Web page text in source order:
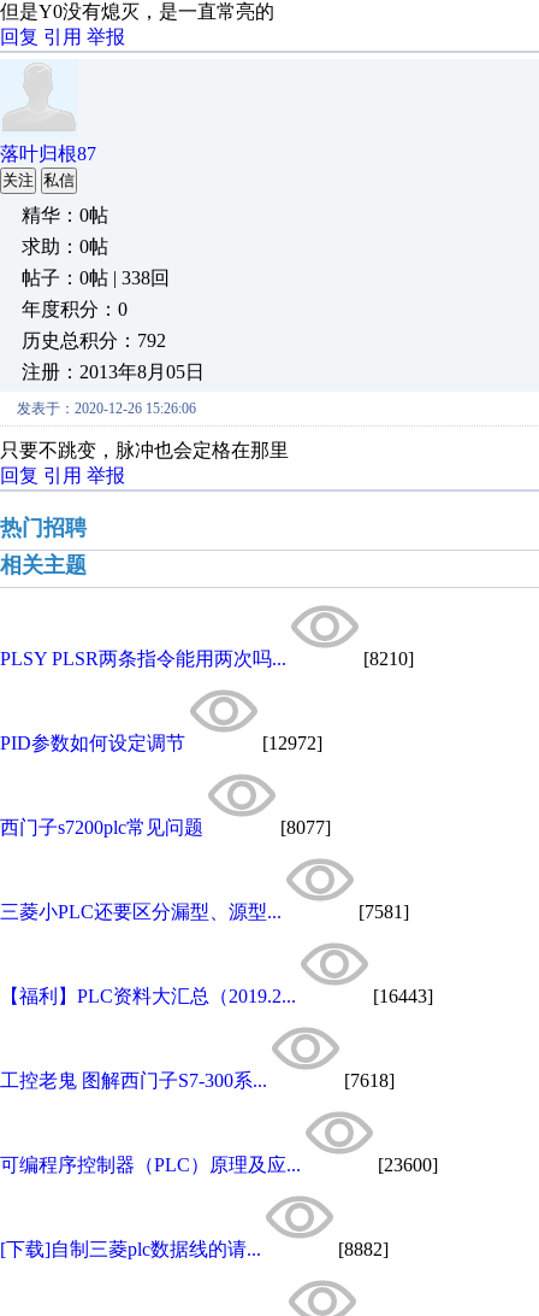
但是Y0没有熄灭，是一直常亮的
回复 引用 举报
落叶归根87
关注 私信
精华：0帖
求助：0帖
帖子：0帖 | 338回
年度积分：0
历史总积分：792
注册：2013年8月05日
发表于：2020-12-26 15:26:06
只要不跳变，脉冲也会定格在那里
回复 引用 举报
热门招聘
相关主题
PLSY PLSR两条指令能用两次吗... [8210]
PID参数如何设定调节 [12972]
西门子s7200plc常见问题 [8077]
三菱小PLC还要区分漏型、源型... [7581]
【福利】PLC资料大汇总（2019.2... [16443]
工控老鬼 图解西门子S7-300系... [7618]
可编程序控制器（PLC）原理及应... [23600]
[下载]自制三菱plc数据线的请... [8882]